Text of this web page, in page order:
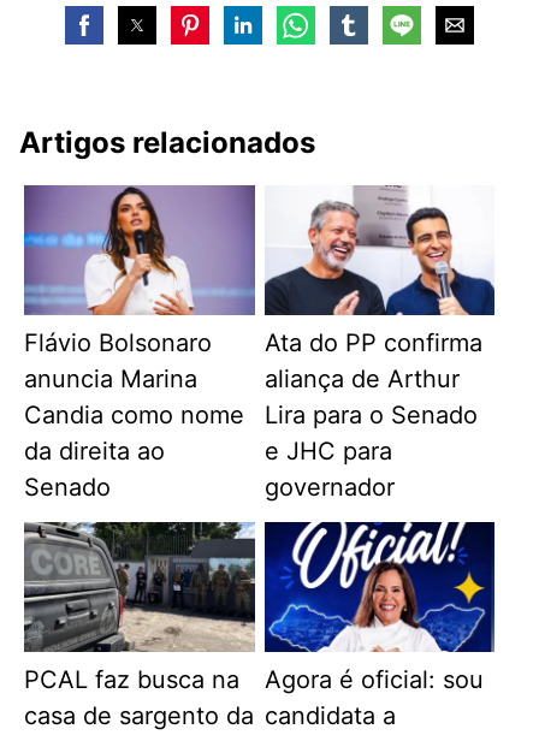
Artigos relacionados
Flávio Bolsonaro
anuncia Marina
Candia como nome
da direita ao
Senado
Ata do PP confirma
aliança de Arthur
Lira para o Senado
e JHC para
governador
PCAL faz busca na
casa de sargento da
Agora é oficial: sou
candidata a